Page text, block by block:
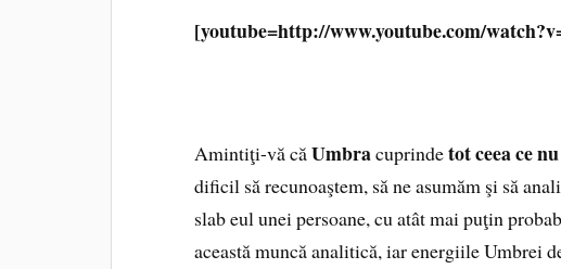
[youtube=http://www.youtube.com/
Amintiţi-vă căUmbracuprindetot ceea ce
dificil să recunoaştem, să ne asumăm şi să
slab eul unei persoane, cu atât mai puţin
această muncă analitică, iar energiile Umbrei